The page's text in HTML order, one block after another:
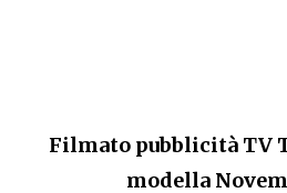
Filmato pubblicità TV
modella